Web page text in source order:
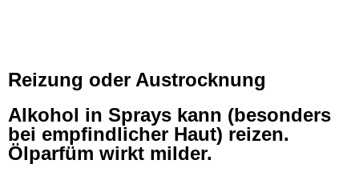
Reizung oder Austrocknung
Alkohol in Sprays kann (besonders
bei empfindlicher Haut) reizen.
Ölparfüm wirkt milder.